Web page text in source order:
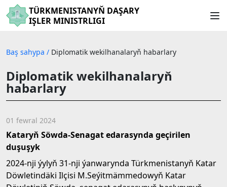
TÜRKMENISTANYŇ DAŞARY
IŞLER MINISTRLIGI
Baş sahypa / Diplomatik wekilhanalaryň habarlary
Diplomatik wekilhanalaryň
habarlary
01 fewral 2024
Kataryň Söwda-Senagat edarasynda geçirilen
duşuşyk
2024-nji ýylyň 31-nji ýanwarynda Türkmenistanyň Katar
Döwletindäki Ilçisi M.Seýitmämmedowyň Katar